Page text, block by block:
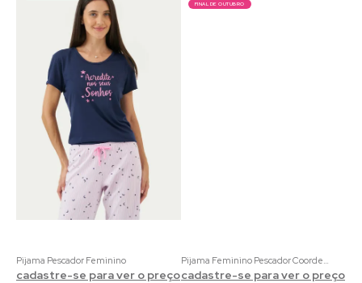
Pijama Pescador Feminino
cadastre-se para ver o preço
FINAL DE OUTUBRO
Pijama Feminino Pescador Coordenado Botânica | Viscolycra Verde com Estampa de Folhas
cadastre-se para ver o preço